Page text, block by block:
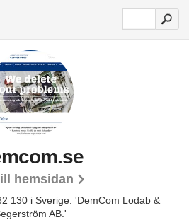
hemsidan
130 i Sverige. 'DemCom Lodab &
AB.'